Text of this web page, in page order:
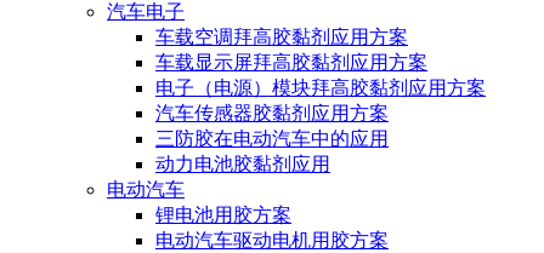
汽车电子
车载空调拜高胶黏剂应用方案
车载显示屏拜高胶黏剂应用方案
电子（电源）模块拜高胶黏剂应用方案
汽车传感器胶黏剂应用方案
三防胶在电动汽车中的应用
动力电池胶黏剂应用
电动汽车
锂电池用胶方案
电动汽车驱动电机用胶方案